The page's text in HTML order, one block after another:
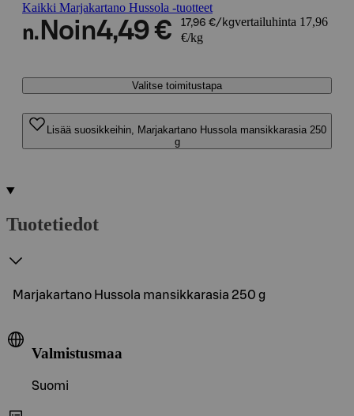
Kaikki Marjakartano Hussola -tuotteet
n. Noin4,49 € 17,96 €/kgvertailuhinta 17,96
€/kg
Valitse toimitustapa
Lisää suosikkeihin, Marjakartano Hussola mansikkarasia 250
g
Tuotetiedot
Marjakartano Hussola mansikkarasia 250 g
Valmistusmaa
Suomi